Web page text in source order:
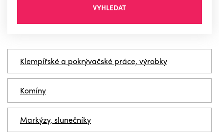
VYHLEDAT
Klempířské a pokrývačské práce, výrobky
Komíny
Markýzy, slunečníky